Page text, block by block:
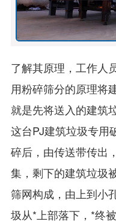
了解其原理，工作人
用粉碎筛分的原理将
就是先将送入的建筑
这台PJ建筑垃圾专用
碎后，由传送带传出
集，剩下的建筑垃圾
筛网构成，由上到小
圾从*上部落下，*终